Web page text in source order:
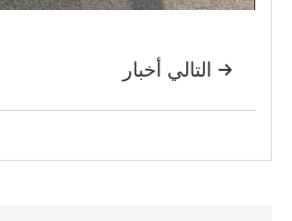
 التالي أخبار